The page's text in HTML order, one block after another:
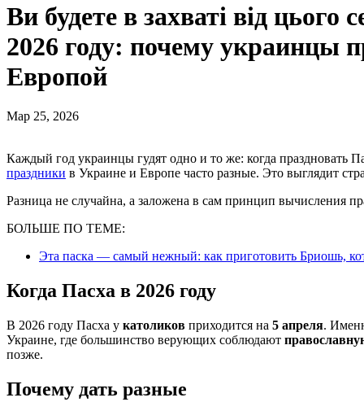
Ви будете в захваті від цього
2026 году: почему украинцы
Европой
Мар 25, 2026
Каждый год украинцы гудят одно и то же: когда праздновать
праздники в Украине и Европе часто разные. Это выглядит
Разница не случайна, а заложена в сам принцип вычисления
БОЛЬШЕ ПО ТЕМЕ:
Эта паска — самый нежный: как приготовить Бриошь,
Когда Пасха в 2026 году
В 2026 году Пасха у католиков приходится на 5 апреля.
Украине, где большинство верующих соблюдают
позже.
Почему дать разные